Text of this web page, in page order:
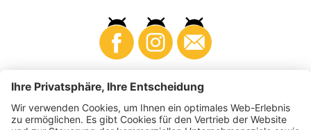
Business Produzenten